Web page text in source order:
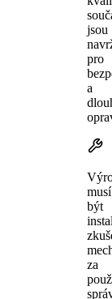
jsou
pro
a
musí
být
za